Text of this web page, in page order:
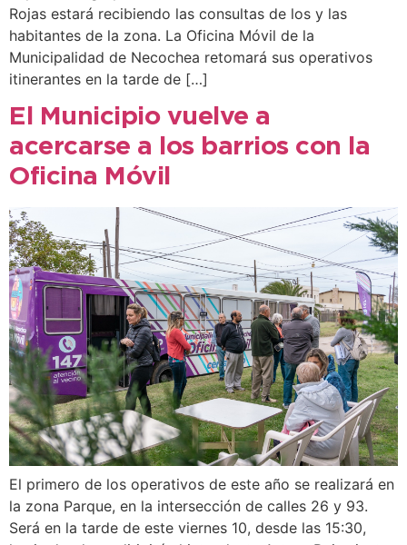
Rojas estará recibiendo las consultas de los y las
habitantes de la zona. La Oficina Móvil de la
Municipalidad de Necochea retomará sus operativos
itinerantes en la tarde de […]
El Municipio vuelve a
acercarse a los barrios con la
Oficina Móvil
El primero de los operativos de este año se realizará en
la zona Parque, en la intersección de calles 26 y 93.
Será en la tarde de este viernes 10, desde las 15:30,